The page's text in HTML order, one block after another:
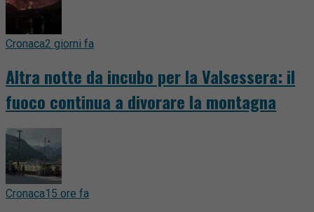
Cronaca2 giorni fa
Altra notte da incubo per la Valsessera: il
fuoco continua a divorare la montagna
Cronaca15 ore fa